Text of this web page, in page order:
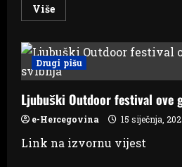
VišeRead
more
4.
Ljubuški
Outdoor
Festival
Drugi pišu
Ljubuški Outdoor festival ove
e-Hercegovina 15 siječnja,
Link na izvornu vijest